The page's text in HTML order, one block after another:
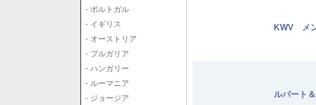
- ポルトガル
- イギリス
- オーストリア
- ブルガリア
- ハンガリー
- ルーマニア
- ジョージア
KWV メ
ルバート